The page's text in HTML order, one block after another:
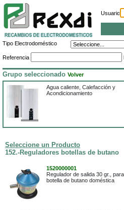
Usuario
Tipo Electrodoméstico
Referencia
Grupo seleccionado Volver
Agua caliente, Calefacción y
Acondicionamiento
Seleccione un Producto
152.-Reguladores botellas de butano
1520000001
Regulador de salida 30 gr., para
botella de butano doméstica